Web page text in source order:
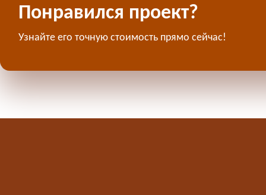
Понравился проект?
Узнайте его точную стоимость прямо сейчас!